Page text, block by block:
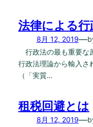
法律による行
8月 12, 2019—
行政法の最も重要な
行政法理論から輸入さ
（「実質…
租税回避とは
8月 12, 2019—